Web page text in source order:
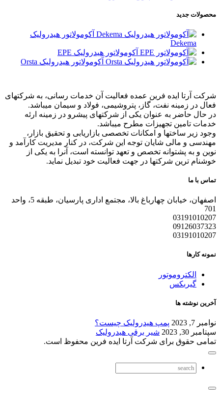
محصولات جدید
آکومولاتور هیدرولیک
Dekema
آکومولاتور هیدرولیک EPE
آکومولاتور هیدرولیک Orsta
شرکت آرتا ایده فرین عمده فعالیت آن خدمات رسانی، به شرکتهای
فعال در زمینه نفت، گاز، پتروشیمی، فولاد و سیمان میباشد.
در حال حاضر به عنوان یکی از شرکتهای پیشرو در زمینه ارئه
خدمات تامین تجهیزات مطرح میباشد.
وجود زیر ساختها و امکانات تخصصی بازاریابی و تحقیق بازار،
مهندسی و مالی شایان توجه این شرکت، در کنار مدیریت کارآمد و
نوین و به پشتوانه تخصص و تعهد توانسته است، آنرا به یکی از
خوشنام ترین شرکتها در جهت فعالیت خود تبدیل نماید.
تماس با ما
اصفهان، خیابان چهارباغ بالا، مجتمع اداری پارسیان، طبقه 5، واحد
701
03191010207
09126037323
03191010207
نمونه کارها
الکتروموتور
گیربکس
آخرین نوشته ها
نوامبر 7, 2023
پمپ هیدرولیک چیست؟
سپتامبر 30, 2023
شیر برقی هیدرولیک
تمامی حقوق برای شرکت آرتا ایده فرین محفوظ است.